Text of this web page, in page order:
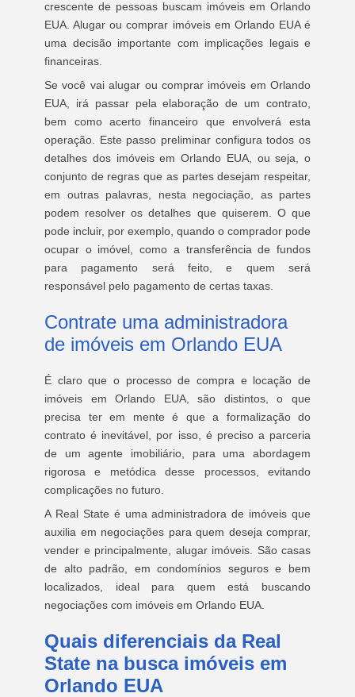
crescente de pessoas buscam imóveis em Orlando
EUA. Alugar ou comprar imóveis em Orlando EUA é
uma decisão importante com implicações legais e
financeiras.
Se você vai alugar ou comprar imóveis em Orlando
EUA, irá passar pela elaboração de um contrato,
bem como acerto financeiro que envolverá esta
operação. Este passo preliminar configura todos os
detalhes dos imóveis em Orlando EUA, ou seja, o
conjunto de regras que as partes desejam respeitar,
em outras palavras, nesta negociação, as partes
podem resolver os detalhes que quiserem. O que
pode incluir, por exemplo, quando o comprador pode
ocupar o imóvel, como a transferência de fundos
para pagamento será feito, e quem será
responsável pelo pagamento de certas taxas.
Contrate uma administradora
de imóveis em Orlando EUA
É claro que o processo de compra e locação de
imóveis em Orlando EUA, são distintos, o que
precisa ter em mente é que a formalização do
contrato é inevitável, por isso, é preciso a parceria
de um agente imobiliário, para uma abordagem
rigorosa e metódica desse processos, evitando
complicações no futuro.
A Real State é uma administradora de imóveis que
auxilia em negociações para quem deseja comprar,
vender e principalmente, alugar imóveis. São casas
de alto padrão, em condomínios seguros e bem
localizados, ideal para quem está buscando
negociações com imóveis em Orlando EUA.
Quais diferenciais da Real
State na busca imóveis em
Orlando EUA